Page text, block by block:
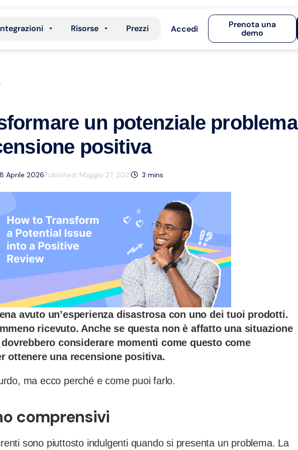
Risorse Prezzi Accedi
Prenota una
demo
un potenziale problema
positiva
Aprile 2026Published: Maggio 27, 2021 3 mins
avuto un’esperienza disastrosa con uno dei tuoi prodotti.
ricevuto. Anche se questa non è affatto una situazione
considerare momenti come questo come
ottenere una recensione positiva.
ma ecco perché e come puoi farlo.
comprensivi
sono piuttosto indulgenti quando si presenta un problema. La